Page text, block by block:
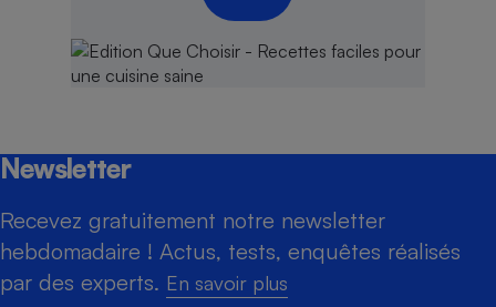
Newsletter
Recevez gratuitement notre newsletter
hebdomadaire ! Actus, tests, enquêtes réalisés
par des experts. En savoir plus